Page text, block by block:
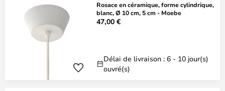
Rosace en céramique, forme cylindrique,
blanc, Ø 10 cm, 5 cm - Moebe
47,00 €
Délai de livraison : 6 - 10 jour(s)
ouvré(s)